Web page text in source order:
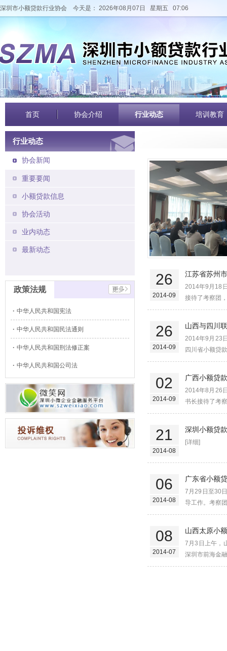
深圳市小额贷款行业协会 今天是： 2026年08月07日 星期五 07:06
首页 协会介绍 行业动态 培训教育
行业动态
协会新闻
重要要闻
小额贷款信息
协会活动
业内动态
最新动态
政策法规
中华人民共和国宪法
中华人民共和国民法通则
中华人民共和国刑法修正案
中华人民共和国公司法
26
2014-09
江苏省苏州
2014年9月18
接待了考察团
26
2014-09
山西与四川
2014年9月23
四川省小额贷
02
2014-09
广西小额贷
2014年8月26
书长接待了考
21
2014-08
深圳小额贷
[详细]
06
2014-08
广东省小额
7月29日至30
导工作。考察
08
2014-07
山西太原小
7月3日上午，
深圳市前海金